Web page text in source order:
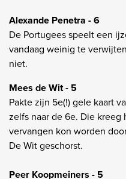
Alexande Penetra - 6
De Portugees speelt een
vandaag weinig te
niet.
Mees de Wit - 5
Pakte zijn 5e(!) gele kaart
zelfs naar de 6e. Die
vervangen kon worden
De Wit geschorst.
Peer Koopmeiners - 5